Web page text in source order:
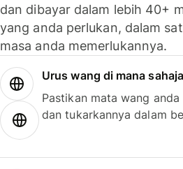
dan dibayar dalam lebih 40+
yang anda perlukan, dalam
masa anda memerlukannya.
Urus wang di mana
Pastikan mata wang
dan tukarkannya dalam